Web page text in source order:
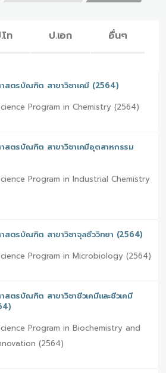
โท ป.เอก อื่นๆ
สตรบัณฑิต สาขาวิชาเคมี (2564)
Program in Chemistry (2564)
สตรบัณฑิต สาขาวิชาเคมีอุตสาหกรรม
Program in Industrial Chemistry
สตรบัณฑิต สาขาวิชาจุลชีววิทยา (2564)
Program in Microbiology (2564)
สตรบัณฑิต สาขาวิชาชีวเคมีและชีวเคมี
Program in Biochemistry and
(2564)